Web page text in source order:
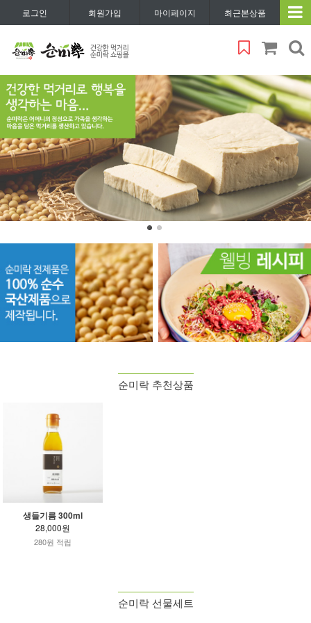
로그인 회원가입 마이페이지 최근본상품
순미락 추천상품
생들기름 300ml
28,000원
280원 적립
순미락 선물세트